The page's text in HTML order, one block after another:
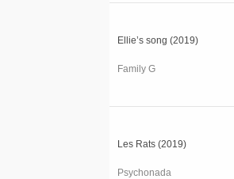
Ellie’s song (2019)
Family G
Les Rats (2019)
Psychonada